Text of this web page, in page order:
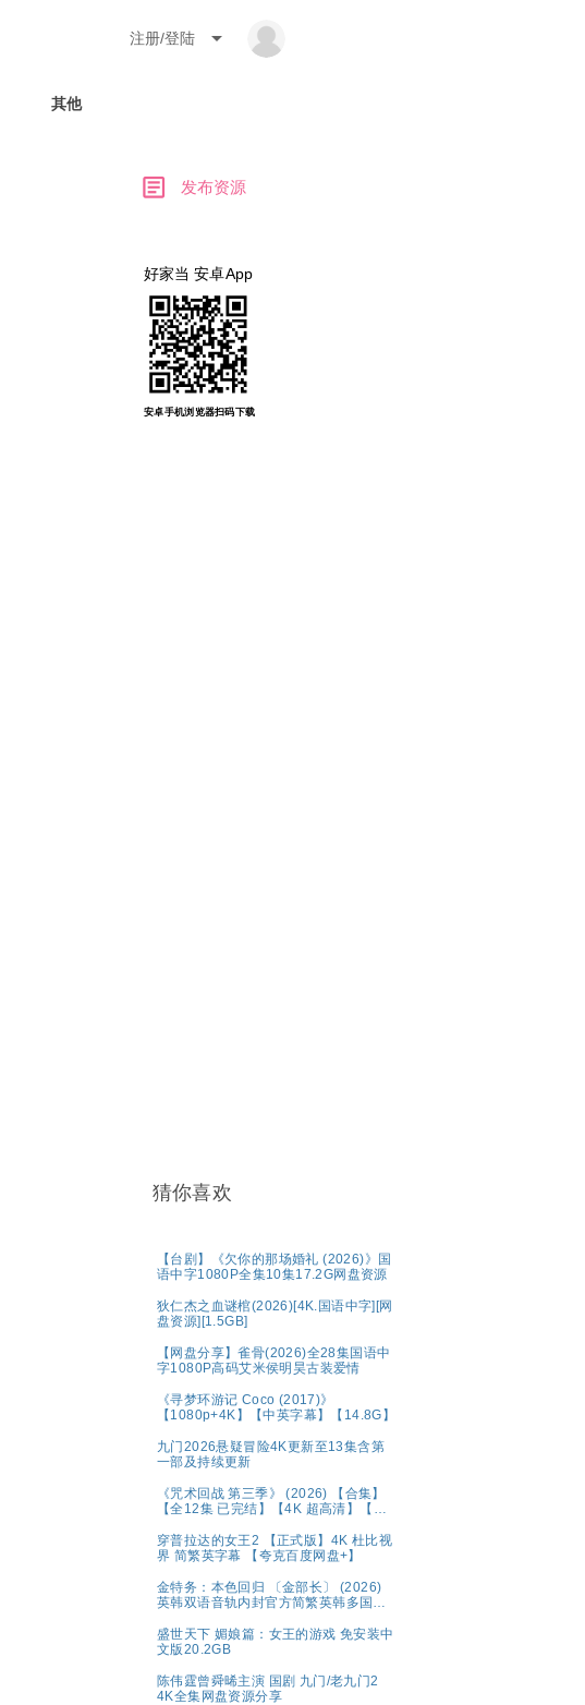
注册/登陆 arrow_drop_down
其他
article 发布资源
好家当 安卓App
安卓手机浏览器扫码下载
猜你喜欢
【台剧】《欠你的那场婚礼 (2026)》国
语中字1080P全集10集17.2G网盘资源
狄仁杰之血谜棺(2026)[4K.国语中字][网
盘资源][1.5GB]
【网盘分享】雀骨(2026)全28集国语中
字1080P高码艾米侯明昊古装爱情
《寻梦环游记 Coco (2017)》
【1080p+4K】【中英字幕】【14.8G】
九门2026悬疑冒险4K更新至13集含第
一部及持续更新
《咒术回战 第三季》 (2026) 【合集】
【全12集 已完结】【4K 超高清】【内
【附1-2季+系列】夸克
穿普拉达的女王2 【正式版】4K 杜比视
界 简繁英字幕 【夸克百度网盘+】
金特务：本色回归 〔金部长〕 (2026)
英韩双语音轨内封官方简繁英韩多国字
3GB】
盛世天下 媚娘篇：女王的游戏 免安装中
文版20.2GB
陈伟霆曾舜晞主演 国剧 九门/老九门2
4K全集网盘资源分享